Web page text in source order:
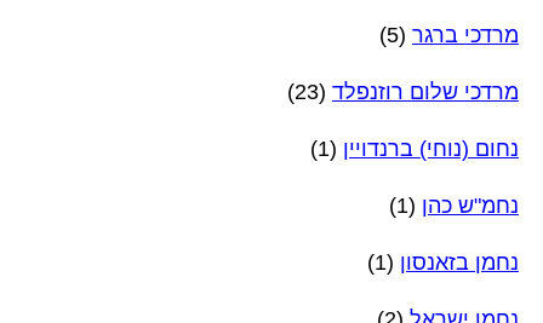
מרדכי ברגר (5)
מרדכי שלום רוזנפלד (23)
נחום (נוחי) ברנדויין (1)
נחמ"ש כהן (1)
נחמן בזאנסון (1)